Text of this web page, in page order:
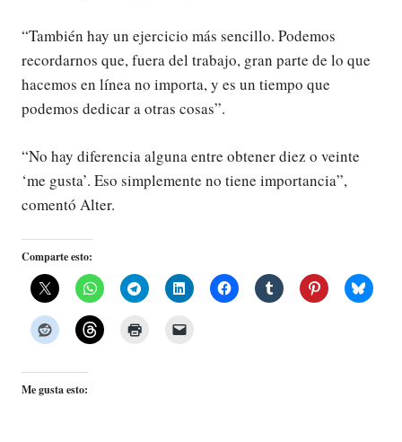
“También hay un ejercicio más sencillo. Podemos
recordarnos que, fuera del trabajo, gran parte de lo que
hacemos en línea no importa, y es un tiempo que
podemos dedicar a otras cosas”.
“No hay diferencia alguna entre obtener diez o veinte
‘me gusta’. Eso simplemente no tiene importancia”,
comentó Alter.
Comparte esto:
Me gusta esto: